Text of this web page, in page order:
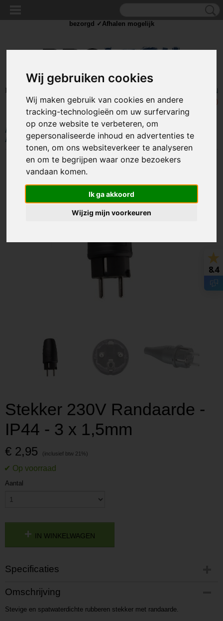
Wij gebruiken cookies
Wij maken gebruik van cookies en andere
tracking-technologieën om uw surfervaring
op onze website te verbeteren, om
gepersonaliseerde inhoud en advertenties te
tonen, om ons websiteverkeer te analyseren
en om te begrijpen waar onze bezoekers
vandaan komen.
Ik ga akkoord
Wijzig mijn voorkeuren
Inloggen
UW WINKELWAGEN
Geen producten
(0)
Home >BEDRADING>Splitters en stekkers >Stekker 230V Randaarde -
IP44 - 3 x 1,5mm
Stekker 230V Randaarde -
IP44 - 3 x 1,5mm
€ 2,95
Aantal
IN WINKELWAGEN
Specificaties
Productcode
P201905131652
Productcode leverancier
Omschrijving
Stevige en spatwaterdichte rubberen stekker met randaarde.
bezorgd ✓Afhalen mogelijk
8.4